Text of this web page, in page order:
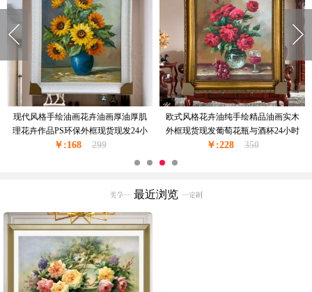
现货现发纯手绘花绘油画卧室挂画厚
油厚肌理油画实木外框24小时之内发
货
￥:228 350
窗台边上的花瓶花卉油画纯手绘油画
现货现发金色实木外框24小时之内发
货
￥:228 350
最近浏览